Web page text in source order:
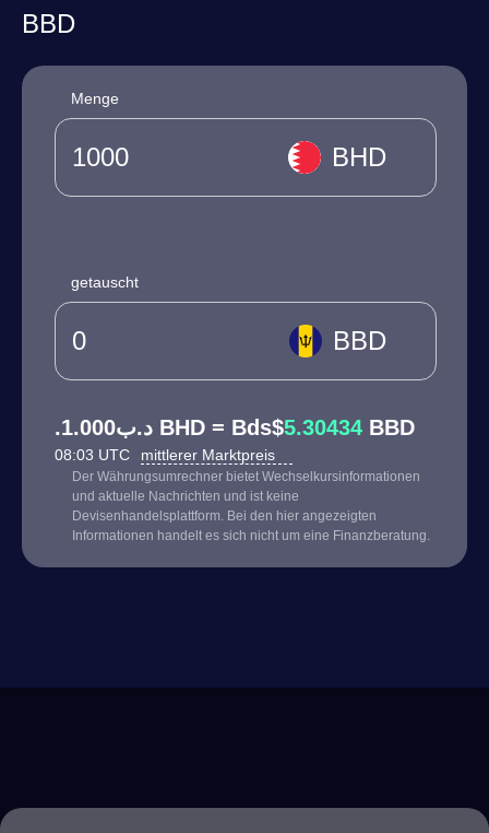
BBD
Menge
BHD
getauscht
BBD
.د.ب1.000 BHD = Bds$5.30434 BBD
08:03 UTC mittlerer Marktpreis
Der Währungsumrechner bietet Wechselkursinformationen
und aktuelle Nachrichten und ist keine
Devisenhandelsplattform. Bei den hier angezeigten
Informationen handelt es sich nicht um eine Finanzberatung.